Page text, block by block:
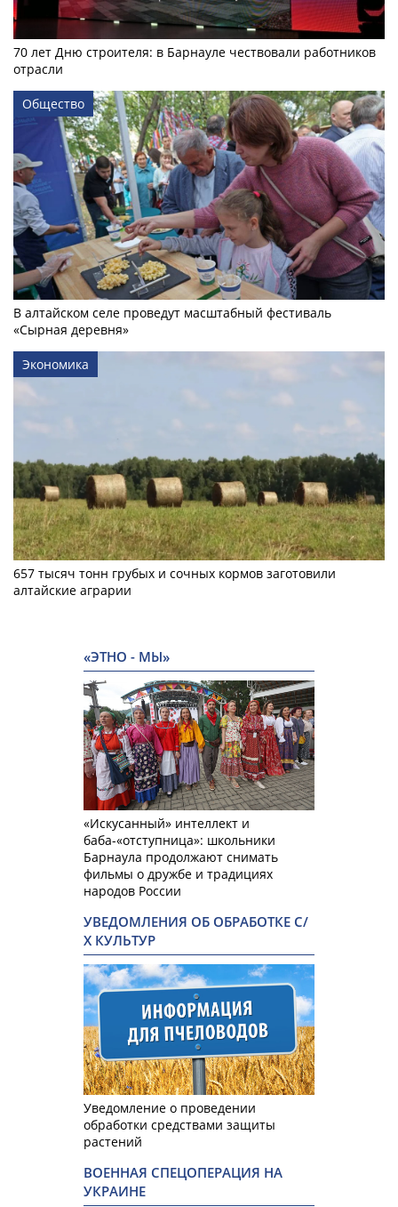
70 лет Дню строителя: в Барнауле чествовали работников
отрасли
Общество
В алтайском селе проведут масштабный фестиваль
«Сырная деревня»
Экономика
657 тысяч тонн грубых и сочных кормов заготовили
алтайские аграрии
«ЭТНО - МЫ»
«Искусанный» интеллект и
баба-«отступница»: школьники
Барнаула продолжают снимать
фильмы о дружбе и традициях
народов России
УВЕДОМЛЕНИЯ ОБ ОБРАБОТКЕ С/
Х КУЛЬТУР
Уведомление о проведении
обработки средствами защиты
растений
ВОЕННАЯ СПЕЦОПЕРАЦИЯ НА
УКРАИНЕ